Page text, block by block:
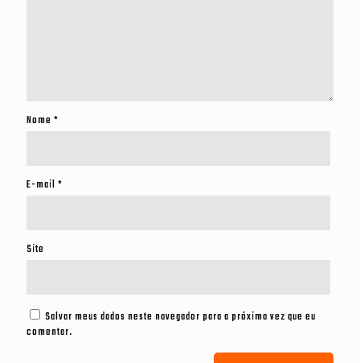
Nome *
E-mail *
Site
Salvar meus dados neste navegador para a próxima vez que eu
comentar.